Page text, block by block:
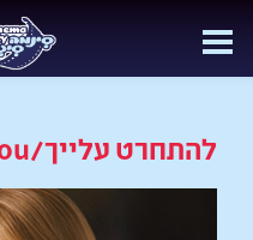
להתחרט עלייך/Regretting You